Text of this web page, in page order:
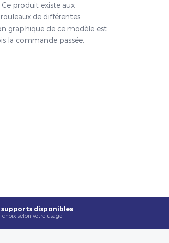
produit existe aux
de différentes
graphique de ce modèle est
la commande passée.
supports disponibles
choix selon votre usage